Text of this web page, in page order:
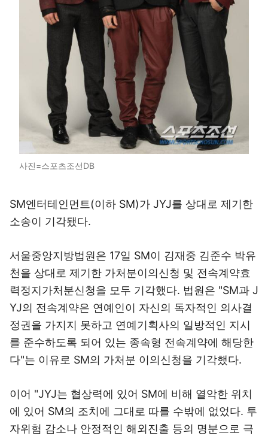
사진=스포츠조선DB
SM엔터테인먼트(이하 SM)가 JYJ를 상대로 제기한
소송이 기각됐다.
서울중앙지방법원은 17일 SM이 김재중 김준수 박유
천을 상대로 제기한 가처분이의신청 및 전속계약효
력정지가처분신청을 모두 기각했다. 법원은 "SM과 J
YJ의 전속계약은 연예인이 자신의 독자적인 의사결
정권을 가지지 못하고 연예기획사의 일방적인 지시
를 준수하도록 되어 있는 종속형 전속계약에 해당한
다"는 이유로 SM의 가처분 이의신청을 기각했다.
이어 "JYJ는 협상력에 있어 SM에 비해 열악한 위치
에 있어 SM의 조치에 그대로 따를 수밖에 없었다. 투
자위험 감소나 안정적인 해외진출 등의 명분으로 극